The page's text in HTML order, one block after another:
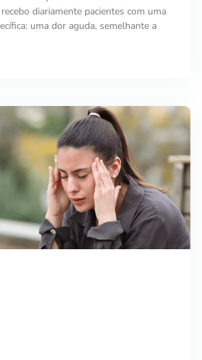
diariamente pacientes com uma
uma dor aguda, semelhante a